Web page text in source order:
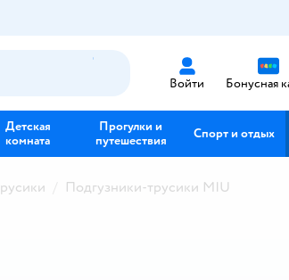
Войти Бонусная
Детская
комната
Прогулки и
путешествия
Спорт и отдых
Подгузники-трусики MIU